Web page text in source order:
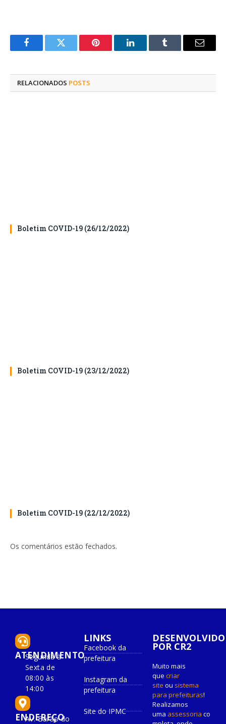
FacebookTwitter Pinterest O
Tumblr
E-
RELACIONADOS POSTS
Boletim COVID-19 (26/12/2022)
Boletim COVID-19 (23/12/2022)
Boletim COVID-19 (22/12/2022)
Os comentários estão fechados.
ATENDIMENTO
Segunda à
Sexta de
08:00 às
14:00
ENDEREÇO
Av. Barão do
LINKS
Facebook da
prefeitura
Instagram da
prefeitura
Site do IPMC
DESENVOLVIDO
POR CR2
Muito mais
que criar
site ou sistema
para prefeituras!
Realizamos
uma assessoria co